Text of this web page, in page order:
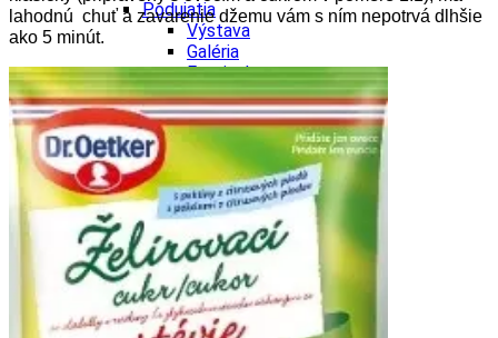
Podujatia
Výstava
Galéria
Festival
Folklór
Ubytovanie
Wellness
Gastro
Kaviarne
Kultúra a tradície
Kúpele
Šport a agroturistika
Školstvo
Ekonomika obchod a doprava
Košický kraj
Tipy
lahodnú chuť a zavarenie džemu vám s ním nepotrvá dlhšie
ako 5 minút.